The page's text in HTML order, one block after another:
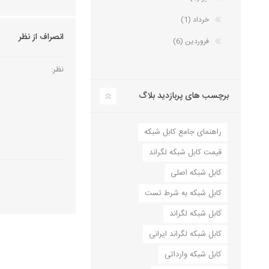
انصراف از نظر
نظر:
خرداد (1)
فروردین (6)
برچسب های پربازدید بلاگ
راهنمای جامع کابل شبکه
قیمت کابل شبکه لگراند
کابل شبکه اصلی
کابل شبکه به شرط تست
کابل شبکه لگراند
کابل شبکه لگراند ایرانی
کابل شبکه وارداتی